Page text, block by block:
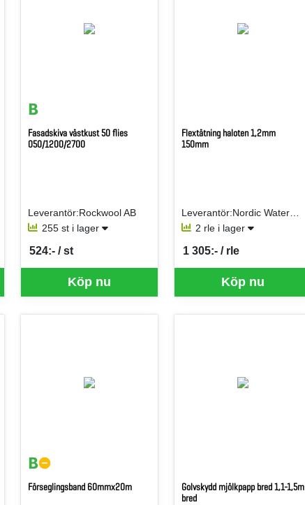
Fasadskiva västkust 50 flies
050/1200/2700
Leverantör:Rockwool AB
255 st i lager
Köp nu
524:- / st
SEK per ST
Flextätning haloten 1,2mm
150mm
2 rle i lager
Köp nu
1 305:- / rle
SEK per RLE
Förseglingsband 60mmx20m
Golvskydd mjölkpapp bred 1,1-1,5m
bred